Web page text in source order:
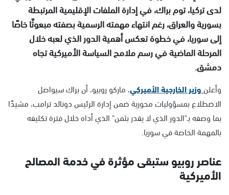
لدى تركيا، توم براك، في إدارة الملفات الإقليمية المرتبطة
بسورية والعراق، رغم انتهاء مهمته الرسمية بصفته مبعوثًا خاصًا
إلى سوريا، في خطوة تعكس أهمية الدور الذي لعبه خلال
المرحلة الماضية في رسم ملامح السياسة الأميركية تجاه
دمشق.
وأعلنوزير الخارجية الأميركي، ماركو روبيو، أن براك سيواصل
الاضطلاع بمسؤوليات محورية ضمن إدارة الرئيس دونالد ترامب، مشيدًا
بما وصفه بـ"الدور الذي لا يقدر بثمن" الذي أداه خلال فترة تكليفه
بالمهمة الخاصة في سوريا.
عناصر روبيو ستبقى مؤثرة في خدمة المصالح
الأميركية